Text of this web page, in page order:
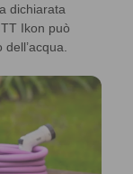
dichiarata
Ikon può